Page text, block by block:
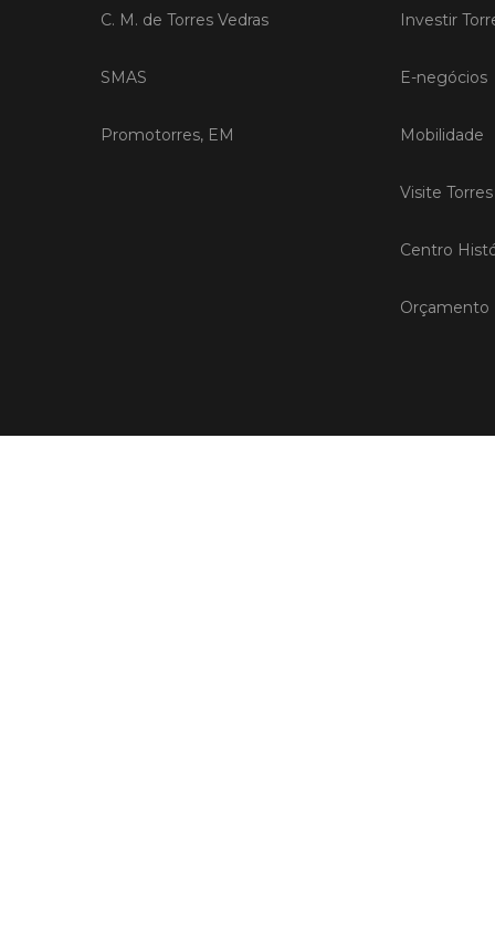
C. M. de Torres Vedras
SMAS
Promotorres, EM
Investir
E-negócios
Mobilidade
Visite
Centro
Orçamento